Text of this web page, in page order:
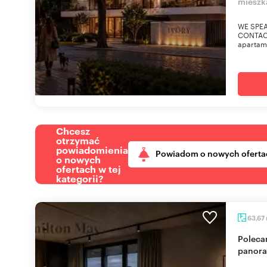
WE
Chcesz
otrzymać
powiadomienia
o nowych
ofertach w tej
kategorii?
Powiadom o nowych
63,67
Polecam 63,67 m² apartament na Saskiej Kępie z